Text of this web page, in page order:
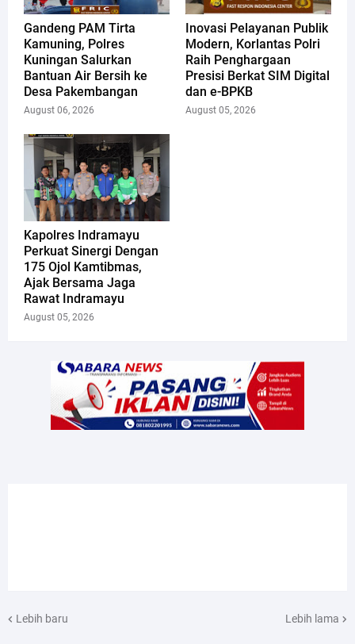
Gandeng PAM Tirta
Kamuning, Polres
Kuningan Salurkan
Bantuan Air Bersih ke
Desa Pakembangan
August 06, 2026
Inovasi Pelayanan Publik
Modern, Korlantas Polri
Raih Penghargaan
Presisi Berkat SIM Digital
dan e-BPKB
August 05, 2026
Kapolres Indramayu
Perkuat Sinergi Dengan
175 Ojol Kamtibmas,
Ajak Bersama Jaga
Rawat Indramayu
August 05, 2026
Lebih baru Lebih lama